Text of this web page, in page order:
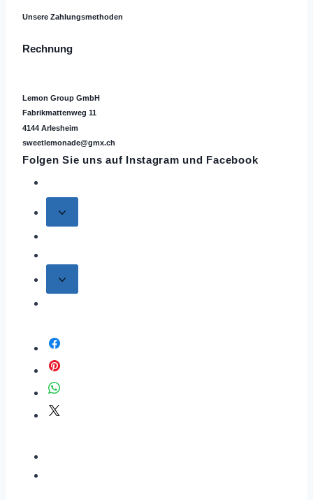
Unsere Zahlungsmethoden
Rechnung
Lemon Group GmbH
Fabrikmattenweg 11
4144 Arlesheim
sweetlemonade@gmx.ch
Folgen Sie uns auf Instagram und Facebook